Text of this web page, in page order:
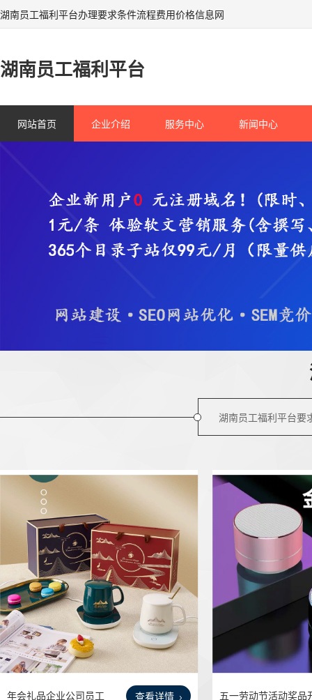
湖南员工福利平台办理要求条件流程费用价格信息网
湖南员工福利平台
网站首页 企业介绍 服务中心 新闻中心
湖南员工福利平台要
查看详情
年会礼品企业公司员工
五一劳动节活动奖品